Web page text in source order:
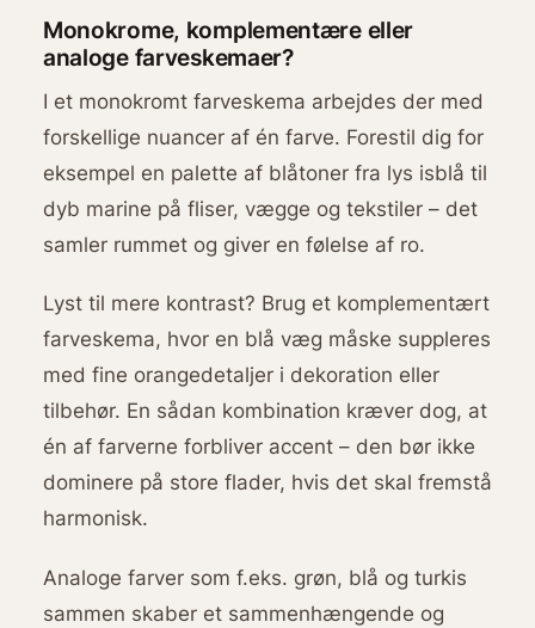
Monokrome, komplementære eller
analoge farveskemaer?
I et monokromt farveskema arbejdes der med
forskellige nuancer af én farve. Forestil dig for
eksempel en palette af blåtoner fra lys isblå til
dyb marine på fliser, vægge og tekstiler – det
samler rummet og giver en følelse af ro.
Lyst til mere kontrast? Brug et komplementært
farveskema, hvor en blå væg måske suppleres
med fine orangedetaljer i dekoration eller
tilbehør. En sådan kombination kræver dog, at
én af farverne forbliver accent – den bør ikke
dominere på store flader, hvis det skal fremstå
harmonisk.
Analoge farver som f.eks. grøn, blå og turkis
sammen skaber et sammenhængende og